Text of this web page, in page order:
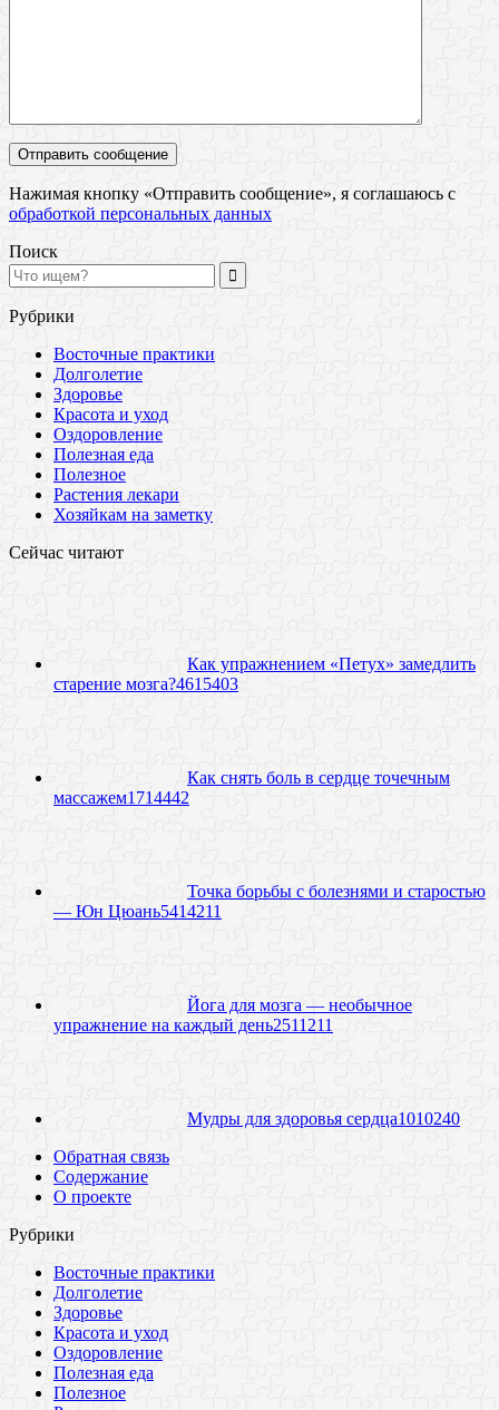
Нажимая кнопку «Отправить сообщение», я соглашаюсь с
обработкой персональных данных
Поиск
Рубрики
Восточные практики
Долголетие
Здоровье
Красота и уход
Оздоровление
Полезная еда
Полезное
Растения лекари
Хозяйкам на заметку
Сейчас читают
Как упражнением «Петух» замедлить
старение мозга?4615403
Как снять боль в сердце точечным
массажем1714442
Точка борьбы с болезнями и старостью
— Юн Цюань5414211
Йога для мозга — необычное
упражнение на каждый день2511211
Мудры для здоровья сердца1010240
Обратная связь
Содержание
О проекте
Рубрики
Восточные практики
Долголетие
Здоровье
Красота и уход
Оздоровление
Полезная еда
Полезное